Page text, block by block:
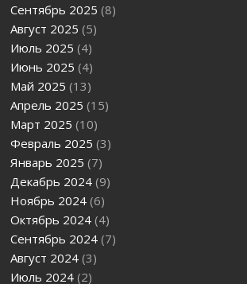
Сентябрь 2025 (8)
Август 2025 (5)
Июль 2025 (4)
Июнь 2025 (4)
Май 2025 (13)
Апрель 2025 (15)
Март 2025 (10)
Февраль 2025 (3)
Январь 2025 (7)
Декабрь 2024(9)
Ноябрь 2024(6)
Октябрь 2024(4)
Сентябрь 2024(7)
Август 2024(3)
Июль 2024(2)